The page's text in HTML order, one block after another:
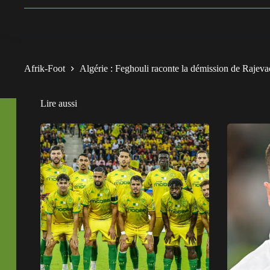
Afrik-Foot Algérie : Feghouli raconte la démission de
Lire aussi